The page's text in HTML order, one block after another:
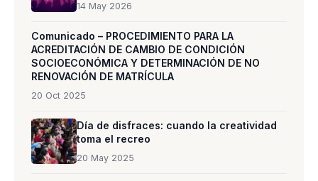
14 May 2026
Comunicado – PROCEDIMIENTO PARA LA
ACREDITACIÓN DE CAMBIO DE CONDICIÓN
SOCIOECONÓMICA Y DETERMINACIÓN DE NO
RENOVACIÓN DE MATRÍCULA
20 Oct 2025
Día de disfraces: cuando la creatividad
toma el recreo
20 May 2025